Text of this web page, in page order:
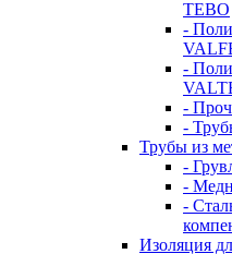
TEBO
-
-
-
-
Трубы из
-
-
-
Изоляция